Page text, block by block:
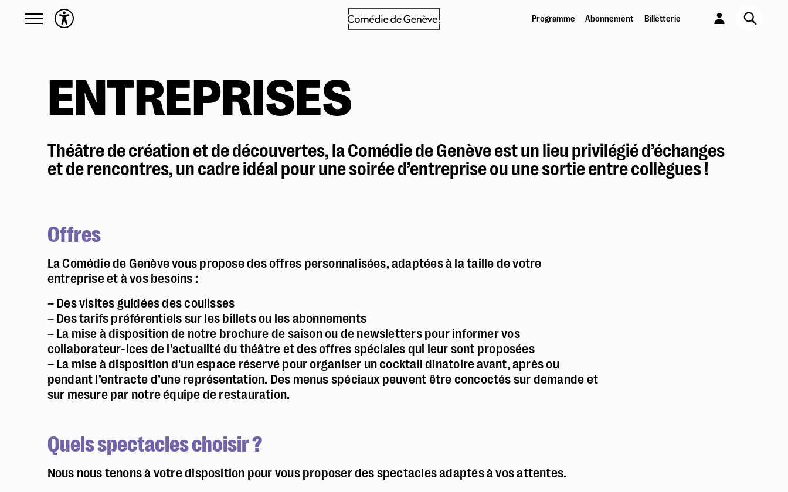
Programme Abonnement Billetterie
Calendrier
English friendly
Précédemment
Actions culturelles
Présentation des Actions culturelles
Familles
Production
Présentation
Productions & tournées
Coproductions
Workshops
Billetterie en ligne
Abonnements
Samedi à tout prix
Navettes
Entreprises
Le Marché
Emplois & stages
Partenaires
Mécénat & sponsoring
Louer la Comédie
Pour les moins de 26 ans
non
ENTREPRISES
Théâtre de création et de découvertes, la Comédie de Genève est un lieu privilégié d’échanges
et de rencontres, un cadre idéal pour une soirée d’entreprise ou une sortie entre collègues !
Offres
La Comédie de Genève vous propose des offres personnalisées, adaptées à la taille de votre
entreprise et à vos besoins :
– Des visites guidées des coulisses
– Des tarifs préférentiels sur les billets ou les abonnements
– La mise à disposition de notre brochure de saison ou de newsletters pour informer vos
collaborateur-ices de l'actualité du théâtre et des offres spéciales qui leur sont proposées
– La mise à disposition d'un espace réservé pour organiser un cocktail dînatoire avant, après ou
pendant l’entracte d’une représentation. Des menus spéciaux peuvent être concoctés sur demande et
sur mesure par notre équipe de restauration.
Quels spectacles choisir ?
Nous nous tenons à votre disposition pour vous proposer des spectacles adaptés à vos attentes.